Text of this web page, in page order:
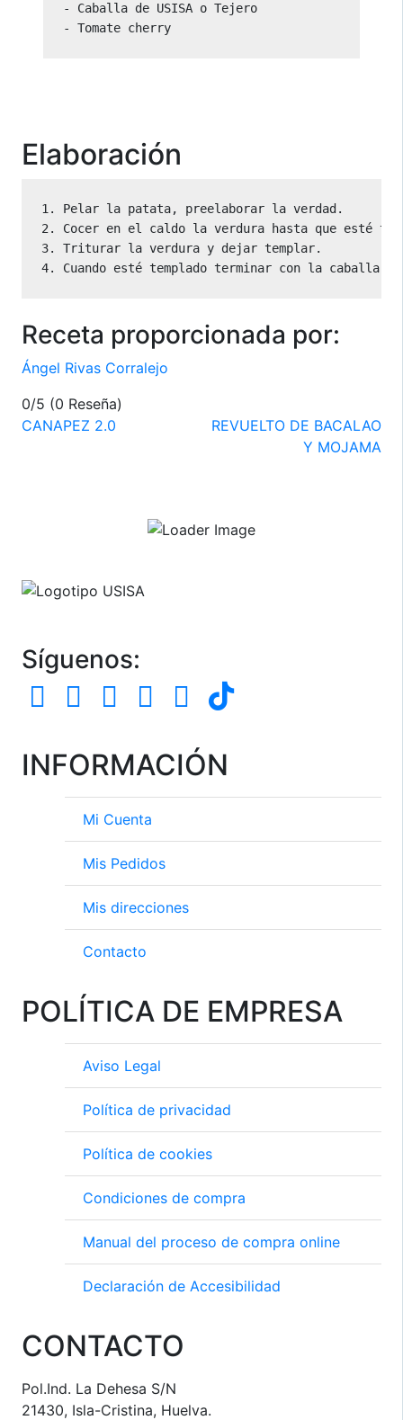
- Caballa de USISA o Tejero
- Tomate cherry
Elaboración
1. Pelar la patata, preelaborar la verdad.
2. Cocer en el caldo la verdura hasta que esté
3. Triturar la verdura y dejar templar.
4. Cuando esté templado terminar con la caballa
Receta proporcionada por:
Ángel Rivas Corralejo
0/5 (0 Reseña)
Navegación
CANAPEZ 2.0
REVUELTO DE BACALAO
Y MOJAMA
Síguenos:
INFORMACIÓN
Mi Cuenta
Mis Pedidos
Mis direcciones
Contacto
POLÍTICA DE EMPRESA
Aviso Legal
Política de privacidad
Política de cookies
Condiciones de compra
Manual del proceso de compra online
Declaración de Accesibilidad
CONTACTO
Pol.Ind. La Dehesa S/N
21430, Isla-Cristina, Huelva.